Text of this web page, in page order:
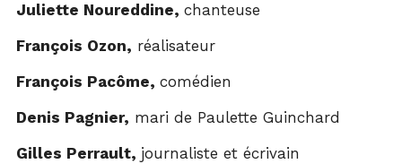
Juliette Noureddine, chanteuse
François Ozon, réalisateur
François Pacôme, comédien
Denis Pagnier, mari de Paulette Guinchard
Gilles Perrault, journaliste et écrivain